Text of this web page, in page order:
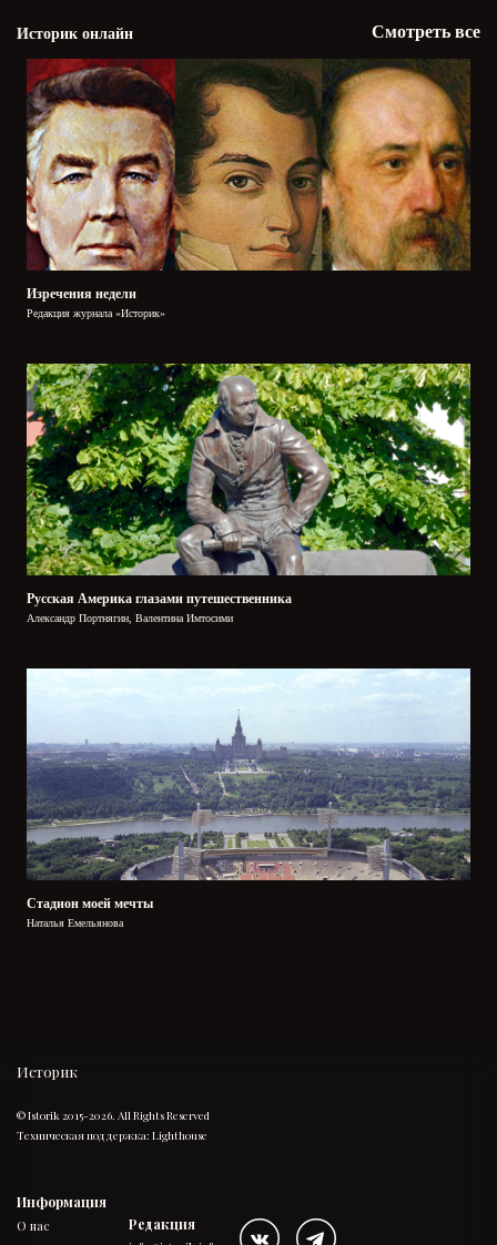
Историк онлайн Смотреть все
Изречения недели
Редакция журнала «Историк»
Русская Америка глазами путешественника
Александр Портнягин, Валентина Имтосими
Стадион моей мечты
Наталья Емельянова
Историк
© Istorik 2015-2026. All Rights Reserved
Техническая поддержка: Lighthouse
Информация
О нас
Редакция